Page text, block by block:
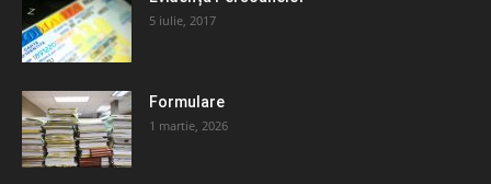
5 iulie, 2017
Formulare
1 martie, 2026